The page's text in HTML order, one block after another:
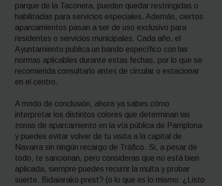
parque de la Taconera, pueden quedar restringidas o
habilitadas para servicios especiales. Además, ciertos
aparcamientos pasan a ser de uso exclusivo para
residentes o servicios municipales. Cada año, el
Ayuntamiento publica un bando específico con las
normas aplicables durante estas fechas, por lo que se
recomienda consultarlo antes de circular o estacionar
en el centro.
A modo de conclusión, ahora ya sabes cómo
interpretar los distintos colores que determinan las
zonas de aparcamiento en la vía pública de Pamplona
y puedes evitar volver de tu visita a la capital de
Navarra sin ningún recargo de Tráfico. Si, a pesar de
todo, te sancionan, pero consideras que no está bien
aplicada, siempre puedes recurrir la multa y probar
suerte. Bidaiarako prest? (o lo que es lo mismo: ¿Listo